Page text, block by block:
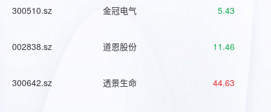
300510.sz 金冠电气 5.43
002838.sz 道恩股份 11.46
300642.sz 透景生命 44.63